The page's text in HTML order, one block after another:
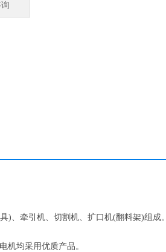
牵引机、切割机、扩口机(翻料架)组成。
均采用优质产品。